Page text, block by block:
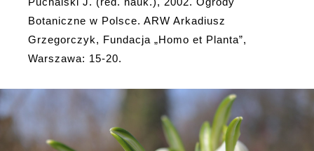
Botaniczne w Polsce. ARW Arkadiusz
Grzegorczyk, Fundacja „Homo et Planta”,
Warszawa: 15-20.